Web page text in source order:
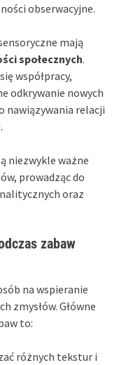
obserwacyjne.
mają
społecznych.
współpracy,
odkrywanie nowych
nawiązywania relacji
niezwykle ważne
prowadząc do
oraz
zabaw
na wspieranie
zmysłów. Główne
to:
różnych tekstur i